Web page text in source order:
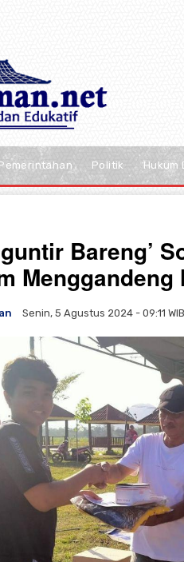
Politik Hukum
Bareng’
Menggandeng
Senin, 5 Agustus 2024 - 09:11 WIB